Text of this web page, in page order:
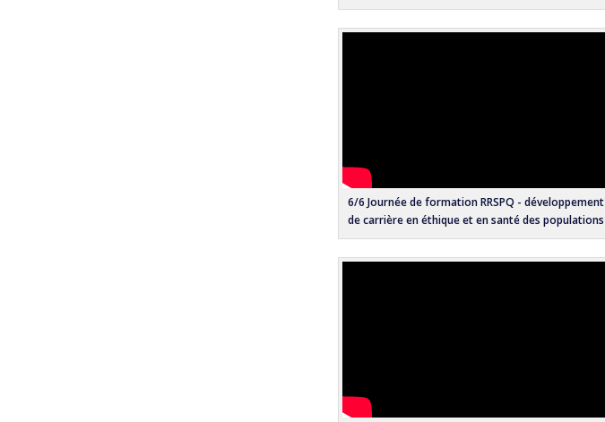
6/6 Journée de formation RRSPQ - développement
de carrière en éthique et en santé des populations